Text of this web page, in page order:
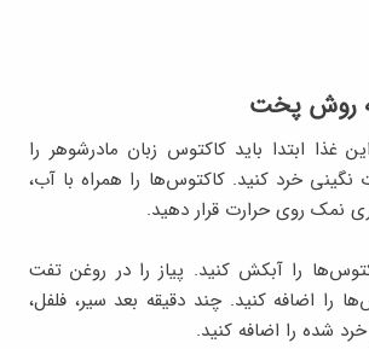
روش پخت
غذا ابتدا باید کاکتوس زبان مادرشوهر را
خرد کنید. کاکتوس‌ها را همراه با آب،
نمک روی حرارت قرار دهید.
کاکتوس‌ها را آبکش کنید. پیاز را در روغن تفت
را اضافه کنید. چند دقیقه بعد سیر، فلفل،
شده را اضافه کنید.